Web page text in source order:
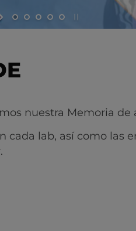
nuestra Memoria de
cada lab, así como las